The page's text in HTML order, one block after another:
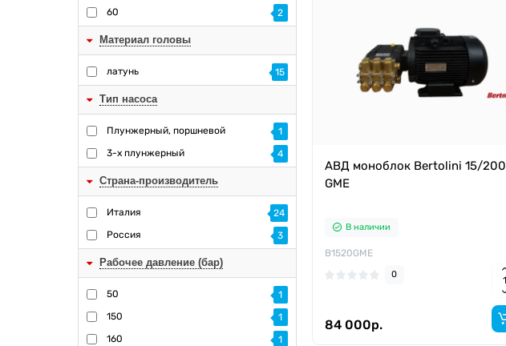
60
2
Материал головы
латунь 15
Тип насоса
Плунжерный, поршневой
1
3-x плунжерный
4
Страна-производитель
Италия
24
Россия
3
Рабочее давление (бар)
50
1
150
1
160
1
АВД моноблок Bertolini 15/200
GME
В наличии
B1520GME
0
84 000р.